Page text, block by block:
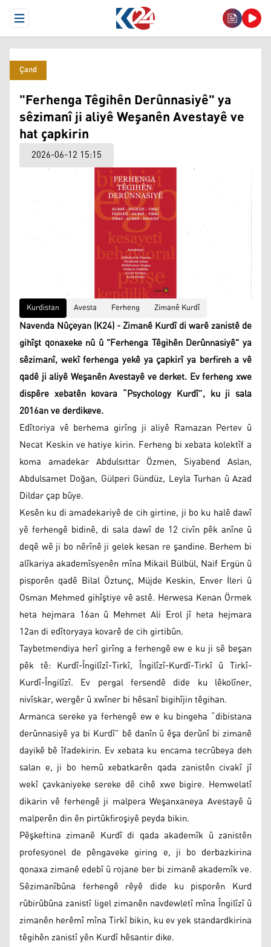
Open Menu
Çand
"Ferhenga Têgihên Derûnnasiyê" ya
sêzimanî ji aliyê Weşanên Avestayê ve
hat çapkirin
2026-06-12 15:15
Kurdistan Avesta Ferheng Zimanê Kurdî
Navenda Nûçeyan (K24) - Zimanê Kurdî di warê zanistê de
gihîşt qonaxeke nû û "Ferhenga Têgihên Derûnnasiyê" ya
sêzimanî, wekî ferhenga yekê ya çapkirî ya berfireh a vê
qadê ji aliyê Weşanên Avestayê ve derket. Ev ferheng xwe
dispêre xebatên kovara “Psychology Kurdî”, ku ji sala
2016an ve derdikeve.
Edîtoriya vê berhema girîng ji aliyê Ramazan Pertev û
Necat Keskin ve hatiye kirin. Ferheng bi xebata kolektîf a
koma amadekar Abdulsıttar Özmen, Siyabend Aslan,
Abdulsamet Doğan, Gülperi Gündüz, Leyla Turhan û Azad
Dildar çap bûye.
Kesên ku di amadekariyê de cih girtine, ji bo ku halê dawî
yê ferhengê bidinê, di sala dawî de 12 civîn pêk anîne û
deqê wê ji bo nêrînê ji gelek kesan re şandine. Berhem bi
alîkariya akademîsyenên mîna Mikail Bülbül, Naif Ergün û
pisporên qadê Bilal Öztunç, Müjde Keskin, Enver İleri û
Osman Mehmed gihîştiye vê astê. Herwesa Kenan Örmek
heta hejmara 16an û Mehmet Ali Erol jî heta hejmara
12an di edîtoryaya kovarê de cih girtibûn.
Taybetmendiya herî girîng a ferhengê ew e ku ji sê beşan
pêk tê: Kurdî-Îngilîzî-Tirkî, Îngilîzî-Kurdî-Tirkî û Tirkî-
Kurdî-Îngilîzî. Ev pergal fersendê dide ku lêkolîner,
nivîskar, wergêr û xwîner bi hêsanî bigihîjin têgihan.
Armanca sereke ya ferhengê ew e ku bingeha “dibistana
derûnnasiyê ya bi Kurdî” bê danîn û êşa derûnî bi zimanê
dayikê bê îfadekirin. Ev xebata ku encama tecrûbeya deh
salan e, ji bo hemû xebatkarên qada zanistên civakî jî
wekî çavkaniyeke sereke dê cihê xwe bigire. Hemwelatî
dikarin vê ferhengê ji malpera Weşanxaneya Avestayê û
malperên din ên pirtûkfiroşiyê peyda bikin.
Pêşkeftina zimanê Kurdî di qada akademîk û zanistên
profesyonel de pêngaveke giring e, ji bo derbazkirina
qonaxa zimanê edebî û rojane ber bi zimanê akademîk ve.
Sêzimanîbûna ferhengê rêyê dide ku pisporên Kurd
rûbirûbûna zanistî ligel zimanên navdewletî mîna Îngilîzî û
zimanên herêmî mîna Tirkî bikin, ku ev yek standardkirina
têgihên zanistî yên Kurdî hêsantir dike.